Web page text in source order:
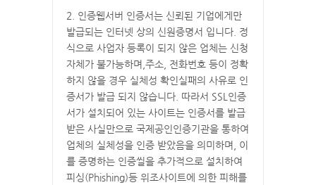
2. 인증웹서버 인증서는 신뢰된 기업에게만
발급되는 인터넷 상의 신원증명서 입니다. 정
식으로 사업자 등록이 되지 않은 업체는 신청
자체가 불가능하며,주소, 전화번호 등이 정확
하지 않을 경우 실체성 확인실패의 사유로 인
증서가 발급 되지 않습니다. 따라서 SSL인증
서가 설치되어 있는 사이트는 인증서를 발급
받은 사실만으로 국제공인인증기관을 통하여
업체의 실체성을 인증 받았음을 의미하며, 이
를 증명하는 인증씰을 추가적으로 설치하여
피싱(Phishing)등 위조사이트에 의한 피해를